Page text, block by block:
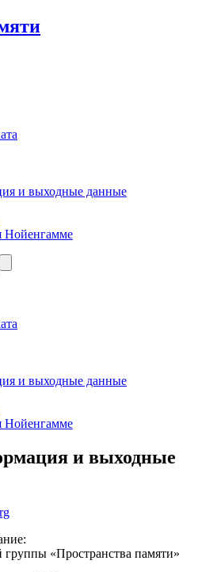
и выходные данные
Нойенгамме
и выходные данные
Нойенгамме
и выходные
«Пространства памяти»